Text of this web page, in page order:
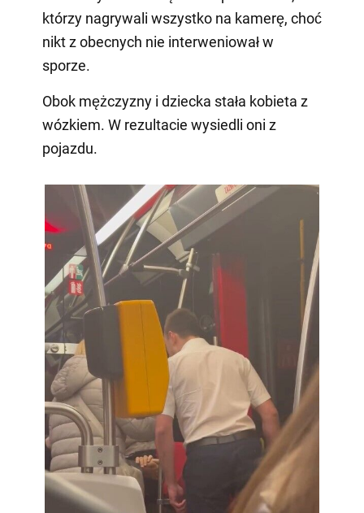
którzy nagrywali wszystko na kamerę, choć
nikt z obecnych nie interweniował w
sporze.
Obok mężczyzny i dziecka stała kobieta z
wózkiem. W rezultacie wysiedli oni z
pojazdu.